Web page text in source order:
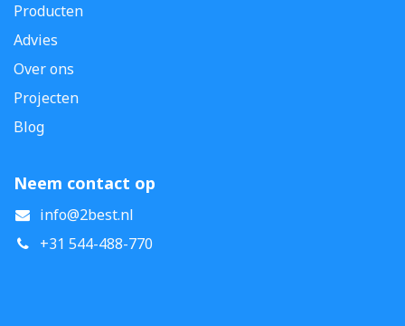
Producten
Advies
Over ons
Projecten
Blog
Neem contact op
info@2best.nl
+31 544-488-770